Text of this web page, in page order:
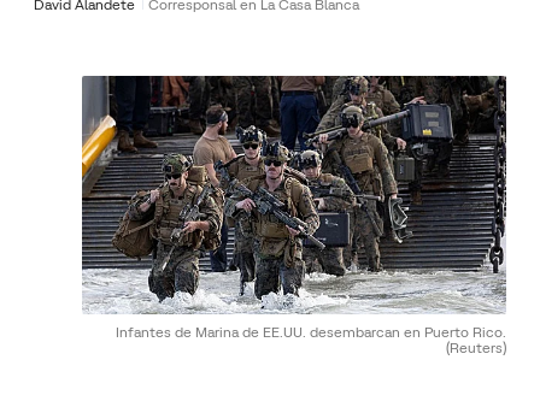
David Alandete Corresponsal en La Casa Blanca
Infantes de Marina de EE.UU. desembarcan en Puerto Rico.
(Reuters)